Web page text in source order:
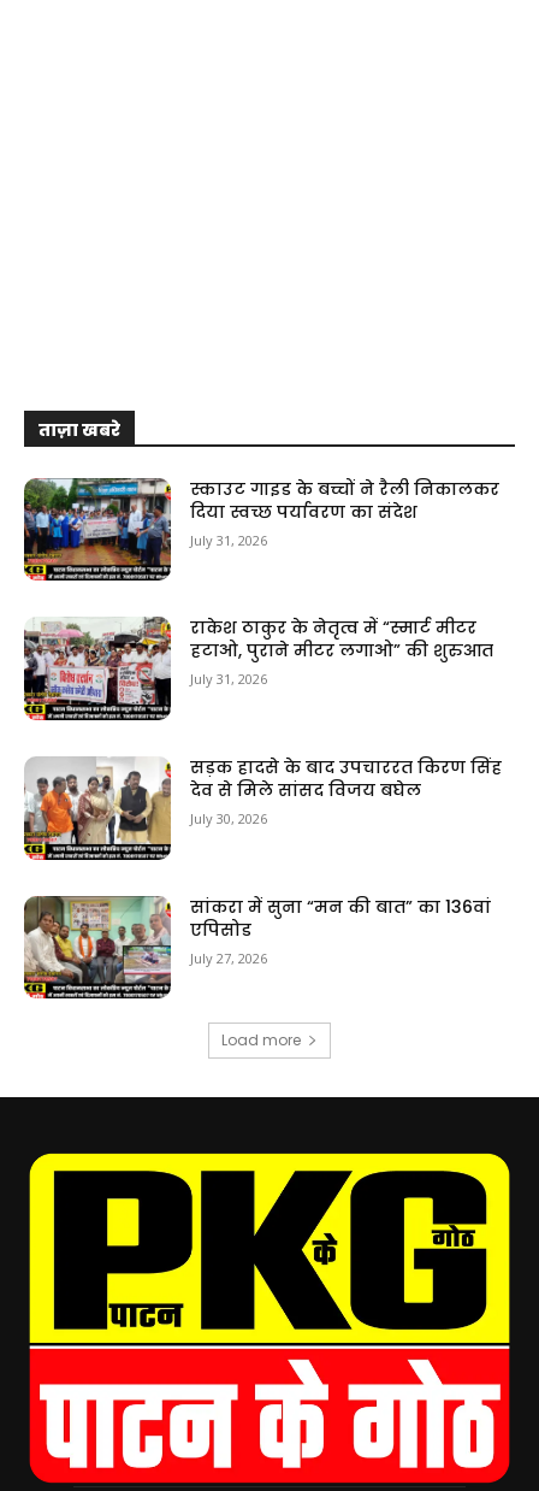
ताज़ा खबरे
स्काउट गाइड के बच्चों ने रैली निकालकर
दिया स्वच्छ पर्यावरण का संदेश
July 31, 2026
राकेश ठाकुर के नेतृत्व में “स्मार्ट मीटर
हटाओ, पुराने मीटर लगाओ” की शुरुआत
July 31, 2026
सड़क हादसे के बाद उपचाररत किरण सिंह
देव से मिले सांसद विजय बघेल
July 30, 2026
सांकरा में सुना “मन की बात” का 136वां
एपिसोड
July 27, 2026
Load more